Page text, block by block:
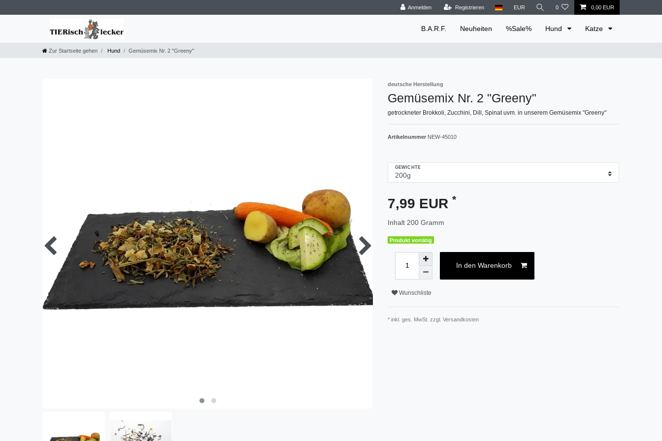
Anmelden Registrieren EUR 0 0,00 EUR
B.A.R.F. Neuheiten %Sale% Hund Katze
Zur Startseite gehen Hund Gemüsemix Nr. 2 "Greeny"
deutsche Herstellung
Gemüsemix Nr. 2 "Greeny"
getrockneter Brokkoli, Zucchini, Dill, Spinat uvm. in unserem Gemüsemix "Greeny"
Artikelnummer NEW-45010
GEWICHTE
7,99 EUR *
Inhalt 200 Gramm
Produkt vorrätig
In den Warenkorb
Wunschliste
* inkl. ges. MwSt. zzgl. Versandkosten